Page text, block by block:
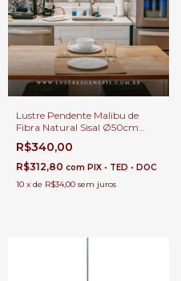
Lustre Pendente Malibu de
Fibra Natural Sisal Ø50cm
com 1 E27 Para Área Gourmet
e Sala de Jantar
R$340,00
R$312,80 com PIX • TED • DOC
10 x de R$34,00 sem juros